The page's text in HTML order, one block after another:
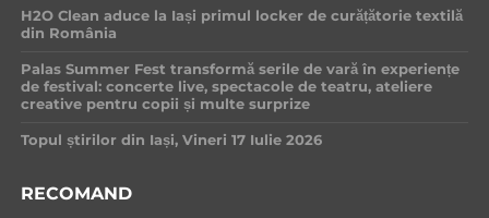
H2O Clean aduce la Iași primul locker de curățătorie textilă
din România
Palas Summer Fest transformă serile de vară în experiențe
de festival: concerte live, spectacole de teatru, ateliere
creative pentru copii și multe surprize
Topul știrilor din Iași, Vineri 17 Iulie 2026
RECOMAND